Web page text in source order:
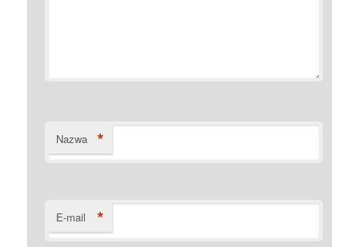
Nazwa *
E-mail *